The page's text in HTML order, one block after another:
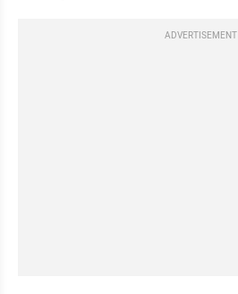
ADVERTISEMENT